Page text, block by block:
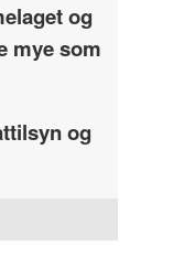
og
mye som
og